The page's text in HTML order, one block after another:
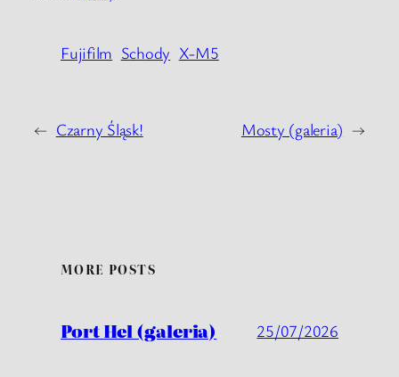
Fujifilm Schody X-M5
← Czarny Śląsk! Mosty (galeria) →
MORE POSTS
Port Hel (galeria) 25/07/2026